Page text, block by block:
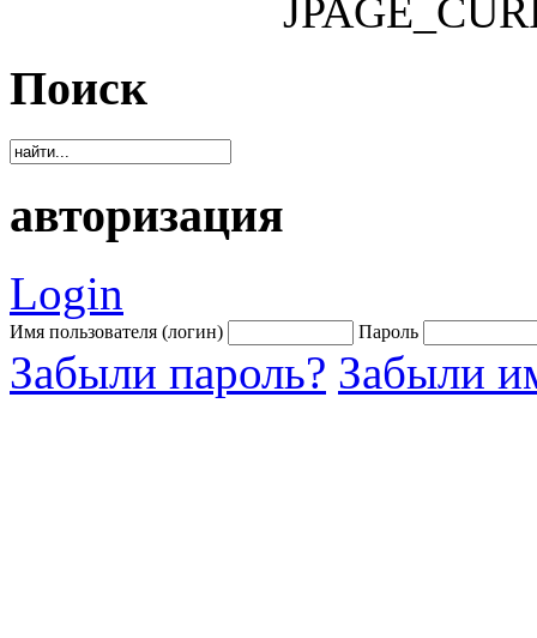
Поиск
авторизация
Login
Имя пользователя (логин) Пароль
Забыли пароль? Забыли